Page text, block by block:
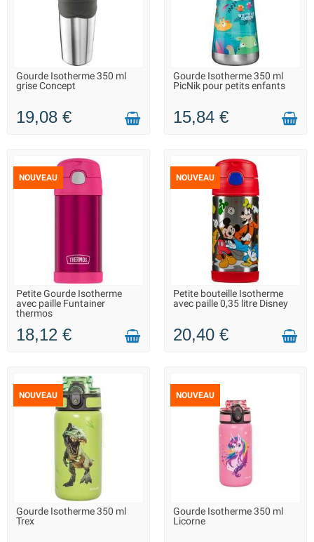
LIVRAISON 2 À 3 JOURS
Gourde Isotherme 350 ml
grise Concept
19,08 €
LIVRAISON 2 À 3 JOURS
Gourde Isotherme 350 ml
PicNik pour petits enfants
15,84 €
NOUVEAU
LIVRAISON 2 À 3 JOURS
Petite Gourde Isotherme
avec paille Funtainer
thermos
18,12 €
NOUVEAU
LIVRAISON 2 À 3 JOURS
Petite bouteille Isotherme
avec paille 0,35 litre Disney
20,40 €
NOUVEAU
LIVRAISON 2 À 3 JOURS
Gourde Isotherme 350 ml
Trex
NOUVEAU
LIVRAISON 2 À 3 JOURS
Gourde Isotherme 350 ml
Licorne